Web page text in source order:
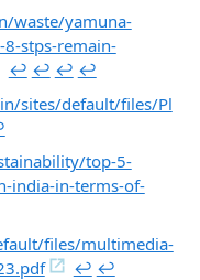
waste/yamuna-
8-stps-remain-
↩︎ ↩︎ ↩︎ ↩︎
sites/default/files/Pl
top-5-
india-in-terms-of-
files/multimedia-
↩︎ ↩︎